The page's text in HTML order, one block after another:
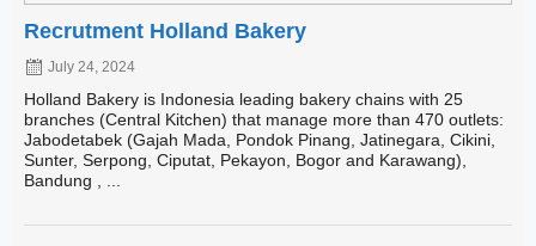
Recrutment Holland Bakery
July 24, 2024
Holland Bakery is Indonesia leading bakery chains with 25
branches (Central Kitchen) that manage more than 470 outlets:
Jabodetabek (Gajah Mada, Pondok Pinang, Jatinegara, Cikini,
Sunter, Serpong, Ciputat, Pekayon, Bogor and Karawang),
Bandung , ...